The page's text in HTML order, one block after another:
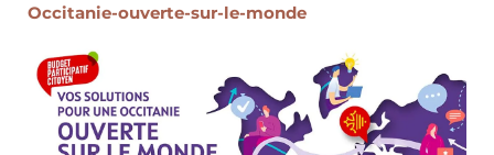
Occitanie-ouverte-sur-le-monde